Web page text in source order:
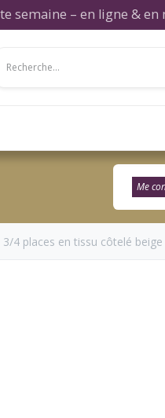
semaine – en ligne & en
Me
4 places en tissu côtelé beige